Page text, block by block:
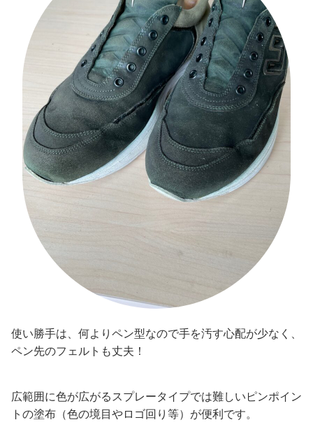
使い勝手は、何よりペン型なので手を汚す心配が少なく、
ペン先のフェルトも丈夫！
広範囲に色が広がるスプレータイプでは難しいピンポイン
トの塗布（色の境目やロゴ回り等）が便利です。